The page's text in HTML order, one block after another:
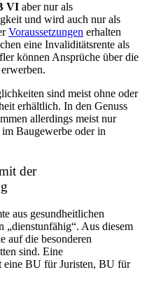
VI aber nur als
und wird auch nur als
Voraussetzungen erhalten
eine Invaliditätsrente als
können Ansprüche über die
sind meist ohne oder
erhältlich. In den Genuss
allerdings meist nur
Baugewerbe oder in
der
aus gesundheitlichen
„dienstunfähig“. Aus diesem
auf die besonderen
sind. Eine
eine BU für Juristen, BU für